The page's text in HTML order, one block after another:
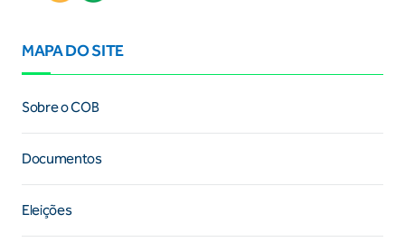
MAPA DO SITE
Sobre o COB
Documentos
Eleições